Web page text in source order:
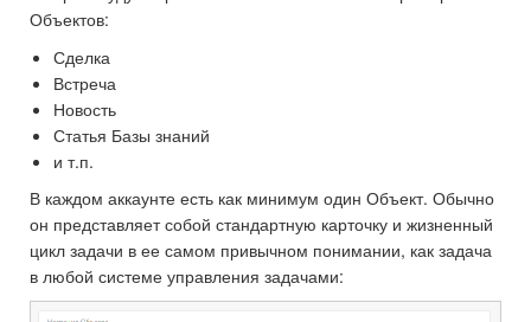
Объектов:
Сделка
Встреча
Новость
Статья Базы знаний
и т.п.
В каждом аккаунте есть как минимум один Объект. Обычно
он представляет собой стандартную карточку и жизненный
цикл задачи в ее самом привычном понимании, как задача
в любой системе управления задачами: